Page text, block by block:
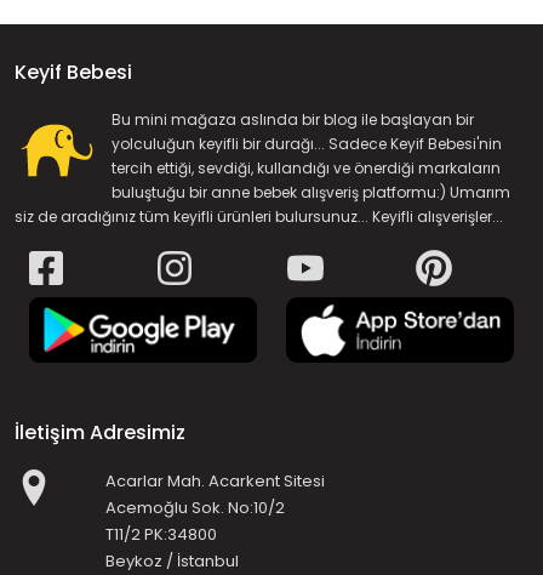
Keyif Bebesi
Bu mini mağaza aslında bir blog ile başlayan bir
yolculuğun keyifli bir durağı... Sadece Keyif Bebesi'nin
tercih ettiği, sevdiği, kullandığı ve önerdiği markaların
buluştuğu bir anne bebek alışveriş platformu:) Umarım
siz de aradığınız tüm keyifli ürünleri bulursunuz... Keyifli alışverişler...
İletişim Adresimiz
Acarlar Mah. Acarkent Sitesi
Acemoğlu Sok. No:10/2
T11/2 PK:34800
Beykoz / İstanbul